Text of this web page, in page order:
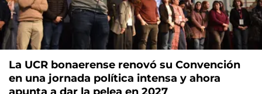
La UCR bonaerense renovó su Convención
en una jornada política intensa y ahora